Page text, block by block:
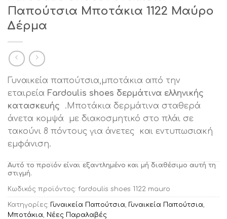
Παπούτσια Μποτάκια 1122 Μαύρο
Δέρμα
Γυναικεία παπούτσια,μποτάκια από την
εταιρεία Fardoulis shoes δερμάτινα ελληνικής
κατασκευής
.Μποτάκια δερμάτινα σταθερά
άνετα κομψά με διακοσμητικό στο πλάι σε
τακούνι 8 πόντους για άνετες και εντυπωσιακή
εμφάνιση.
Αυτό το προϊόν είναι εξαντλημένο και μή διαθέσιμο αυτή τη
στιγμή.
Κωδικός προϊόντος: fardoulis shoes 1122 mauro
Κατηγορίες: Γυναικεία Παπούτσια, Γυναικεία Παπούτσια,
Μποτάκια, Νέες Παραλαβές